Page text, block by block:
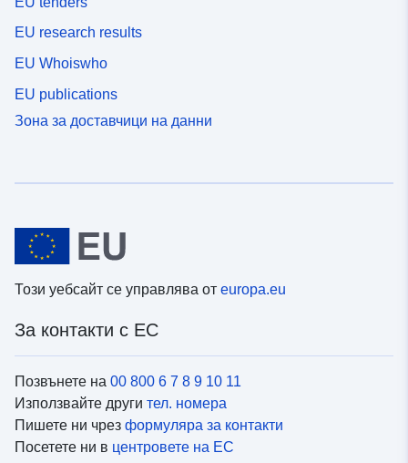
EU research results
EU Whoiswho
EU publications
Зона за доставчици на данни
Този уебсайт се управлява от europa.eu
За контакти с ЕС
Позвънете на 00 800 6 7 8 9 10 11
Използвайте други тел. номера
Пишете ни чрез формуляра за контакти
Посетете ни в центровете на ЕС